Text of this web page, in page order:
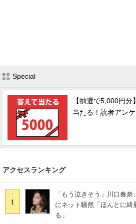
Special
【抽選で5,000円
当たる！読者アン
アクセスランキング
1
「もう泣きそう」川口春
にネット騒然「ほんとに
る」